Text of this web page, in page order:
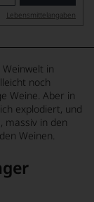
Lebensmittel­angaben
in
noch
Weine. Aber in
explodiert, und
massiv in den
Weinen.